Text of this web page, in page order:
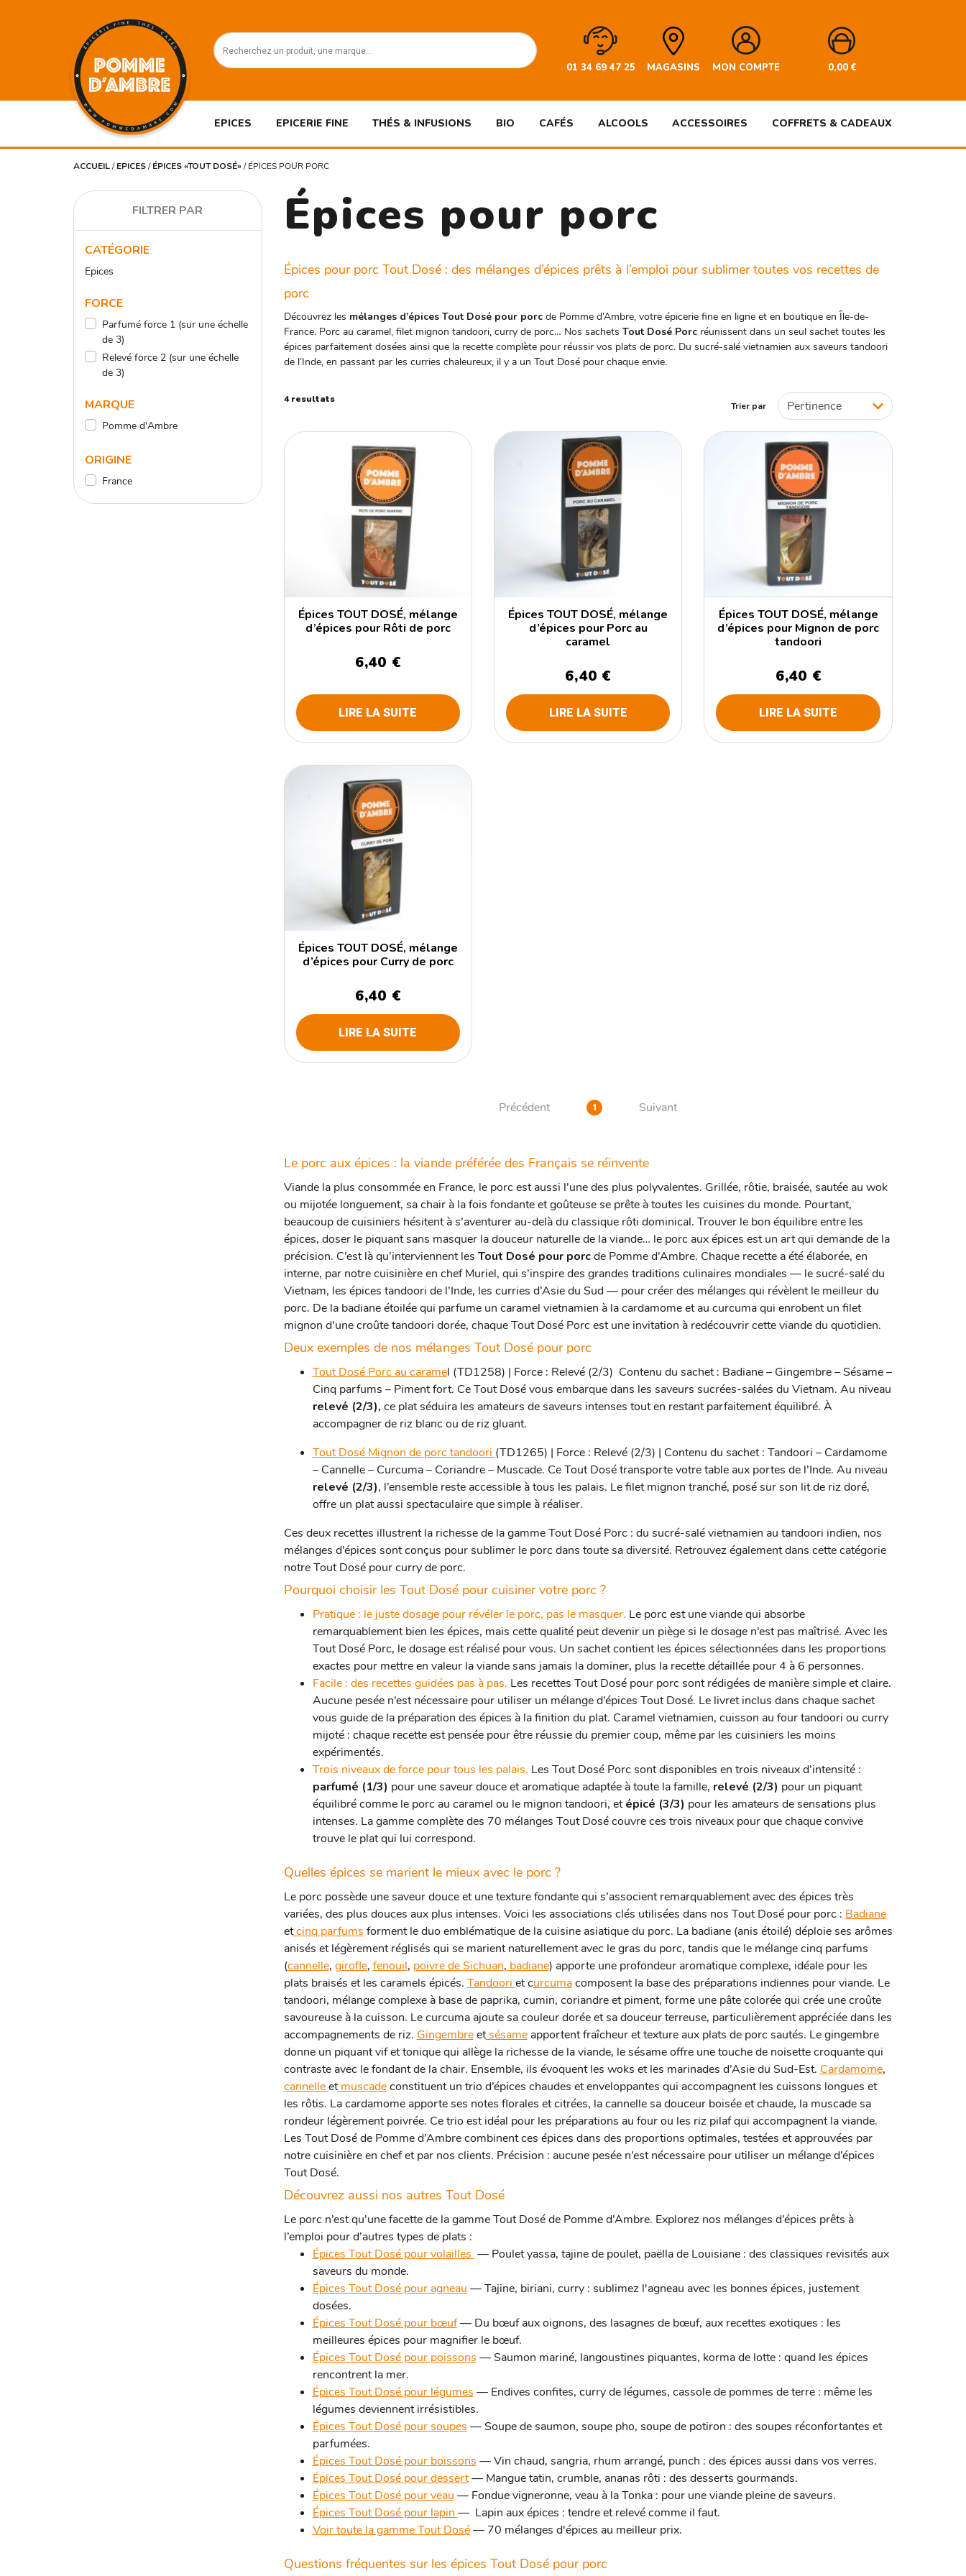
01 34 69 47 25 MAGASINS MON COMPTE 0,00€
EPICES EPICERIE FINE THÉS & INFUSIONS BIO CAFÉS ALCOOLS ACCESSOIRES COFFRETS & CADEAUX
ACCUEIL/EPICES/ÉPICES «TOUT DOSÉ»/ÉPICES POUR PORC
FILTRER PAR
CATÉGORIE
Epices
FORCE
Parfumé force 1 (sur une échelle
de 3)
Relevé force 2 (sur une échelle
de 3)
MARQUE
Pomme d'Ambre
ORIGINE
France
Épices pour porc
Épices pour porc Tout Dosé : des mélanges d’épices prêts à l’emploi pour sublimer toutes vos recettes de
porc
Découvrez les mélanges d’épices Tout Dosé pour porcde Pomme d’Ambre, votre épicerie fine en ligne et en boutique en Île-de-
France. Porc au caramel, filet mignon tandoori, curry de porc… Nos sachets Tout Dosé Porcréunissent dans un seul sachet toutes les
épices parfaitement dosées ainsi que la recette complète pour réussir vos plats de porc. Du sucré-salé vietnamien aux saveurs tandoori
de l’Inde, en passant par les curries chaleureux, il y a un Tout Dosé pour chaque envie.
4 resultats
Trier par
Épices TOUT DOSÉ, mélange
d’épices pour Rôti de porc
6,40 €
LIRE LA SUITE
Épices TOUT DOSÉ, mélange
d’épices pour Porc au
caramel
6,40 €
LIRE LA SUITE
Épices TOUT DOSÉ, mélange
d’épices pour Mignon de porc
tandoori
6,40 €
LIRE LA SUITE
Épices TOUT DOSÉ, mélange
d’épices pour Curry de porc
6,40 €
LIRE LA SUITE
Précédent 1 Suivant
Le porc aux épices : la viande préférée des Français se réinvente
Viande la plus consommée en France, le porc est aussi l’une des plus polyvalentes. Grillée, rôtie, braisée, sautée au wok
ou mijotée longuement, sa chair à la fois fondante et goûteuse se prête à toutes les cuisines du monde. Pourtant,
beaucoup de cuisiniers hésitent à s’aventurer au-delà du classique rôti dominical. Trouver le bon équilibre entre les
épices, doser le piquant sans masquer la douceur naturelle de la viande… le porc aux épices est un art qui demande de la
précision. C’est là qu’interviennent les Tout Dosé pour porcde Pomme d’Ambre. Chaque recette a été élaborée, en
interne, par notre cuisinière en chef Muriel, qui s’inspire des grandes traditions culinaires mondiales — le sucré-salé du
Vietnam, les épices tandoori de l’Inde, les curries d’Asie du Sud — pour créer des mélanges qui révèlent le meilleur du
porc. De la badiane étoilée qui parfume un caramel vietnamien à la cardamome et au curcuma qui enrobent un filet
mignon d’une croûte tandoori dorée, chaque Tout Dosé Porc est une invitation à redécouvrir cette viande du quotidien.
Deux exemples de nos mélanges Tout Dosé pour porc
Tout Dosé Porc au caramel (TD1258) | Force : Relevé (2/3) Contenu du sachet : Badiane – Gingembre – Sésame –
Cinq parfums – Piment fort. Ce Tout Dosé vous embarque dans les saveurs sucrées-salées du Vietnam. Au niveau
relevé (2/3), ce plat séduira les amateurs de saveurs intenses tout en restant parfaitement équilibré. À
accompagner de riz blanc ou de riz gluant.
Tout Dosé Mignon de porc tandoori (TD1265) | Force : Relevé (2/3) | Contenu du sachet : Tandoori – Cardamome
– Cannelle – Curcuma – Coriandre – Muscade. Ce Tout Dosé transporte votre table aux portes de l’Inde. Au niveau
relevé (2/3), l’ensemble reste accessible à tous les palais. Le filet mignon tranché, posé sur son lit de riz doré,
offre un plat aussi spectaculaire que simple à réaliser.
Ces deux recettes illustrent la richesse de la gamme Tout Dosé Porc : du sucré-salé vietnamien au tandoori indien, nos
mélanges d’épices sont conçus pour sublimer le porc dans toute sa diversité. Retrouvez également dans cette catégorie
notre Tout Dosé pour curry de porc.
Pourquoi choisir les Tout Dosé pour cuisiner votre porc ?
Pratique : le juste dosage pour révéler le porc, pas le masquer. Le porc est une viande qui absorbe
remarquablement bien les épices, mais cette qualité peut devenir un piège si le dosage n’est pas maîtrisé. Avec les
Tout Dosé Porc, le dosage est réalisé pour vous. Un sachet contient les épices sélectionnées dans les proportions
exactes pour mettre en valeur la viande sans jamais la dominer, plus la recette détaillée pour 4 à 6 personnes.
Facile : des recettes guidées pas à pas. Les recettes Tout Dosé pour porc sont rédigées de manière simple et claire.
Aucune pesée n’est nécessaire pour utiliser un mélange d’épices Tout Dosé. Le livret inclus dans chaque sachet
vous guide de la préparation des épices à la finition du plat. Caramel vietnamien, cuisson au four tandoori ou curry
mijoté : chaque recette est pensée pour être réussie du premier coup, même par les cuisiniers les moins
expérimentés.
Trois niveaux de force pour tous les palais. Les Tout Dosé Porc sont disponibles en trois niveaux d’intensité :
parfumé (1/3) pour une saveur douce et aromatique adaptée à toute la famille, relevé (2/3) pour un piquant
équilibré comme le porc au caramel ou le mignon tandoori, etépicé (3/3) pour les amateurs de sensations plus
intenses. La gamme complète des 70 mélanges Tout Dosé couvre ces trois niveaux pour que chaque convive
trouve le plat qui lui correspond.
Quelles épices se marient le mieux avec le porc ?
Le porc possède une saveur douce et une texture fondante qui s’associent remarquablement avec des épices très
variées, des plus douces aux plus intenses. Voici les associations clés utilisées dans nos Tout Dosé pour porc : Badiane
etcinq parfums forment le duo emblématique de la cuisine asiatique du porc. La badiane (anis étoilé) déploie ses arômes
anisés et légèrement réglisés qui se marient naturellement avec le gras du porc, tandis que le mélange cinq parfums
(cannelle, girofle, fenouil, poivre de Sichuan, badiane) apporte une profondeur aromatique complexe, idéale pour les
plats braisés et les caramels épicés. Tandoori et curcumacomposent la base des préparations indiennes pour viande. Le
tandoori, mélange complexe à base de paprika, cumin, coriandre et piment, forme une pâte colorée qui crée une croûte
savoureuse à la cuisson. Le curcuma ajoute sa couleur dorée et sa douceur terreuse, particulièrement appréciée dans les
accompagnements de riz. Gingembreetsésameapportent fraîcheur et texture aux plats de porc sautés. Le gingembre
donne un piquant vif et tonique qui allège la richesse de la viande, le sésame offre une touche de noisette croquante qui
contraste avec le fondant de la chair. Ensemble, ils évoquent les woks et les marinades d’Asie du Sud-Est. Cardamome,
cannelleetmuscadeconstituent un trio d’épices chaudes et enveloppantes qui accompagnent les cuissons longues et
les rôtis. La cardamome apporte ses notes florales et citrées, la cannelle sa douceur boisée et chaude, la muscade sa
rondeur légèrement poivrée. Ce trio est idéal pour les préparations au four ou les riz pilaf qui accompagnent la viande.
Les Tout Dosé de Pomme d’Ambre combinent ces épices dans des proportions optimales, testées et approuvées par
notre cuisinière en chef et par nos clients. Précision : aucune pesée n’est nécessaire pour utiliser un mélange d’épices
Tout Dosé.
Découvrez aussi nos autres Tout Dosé
Le porc n’est qu’une facette de la gamme Tout Dosé de Pomme d’Ambre. Explorez nos mélanges d’épices prêts à
l’emploi pour d’autres types de plats :
Épices Tout Dosé pour volailles — Poulet yassa, tajine de poulet, paëlla de Louisiane : des classiques revisités aux
saveurs du monde.
Épices Tout Dosé pour agneau — Tajine, biriani, curry : sublimez l'agneau avec les bonnes épices, justement
dosées.
Épices Tout Dosé pour bœuf— Du bœuf aux oignons, des lasagnes de bœuf, aux recettes exotiques : les
meilleures épices pour magnifier le bœuf.
Épices Tout Dosé pour poissons — Saumon mariné, langoustines piquantes, korma de lotte : quand les épices
rencontrent la mer.
Épices Tout Dosé pour légumes — Endives confites, curry de légumes, cassole de pommes de terre : même les
légumes deviennent irrésistibles.
Épices Tout Dosé pour soupes — Soupe de saumon, soupe pho, soupe de potiron : des soupes réconfortantes et
parfumées.
Épices Tout Dosé pour boissons — Vin chaud, sangria, rhum arrangé, punch : des épices aussi dans vos verres.
Épices Tout Dosé pour dessert— Mangue tatin, crumble, ananas rôti : des desserts gourmands.
Épices Tout Dosé pour veau — Fondue vigneronne, veau à la Tonka : pour une viande pleine de saveurs.
Épices Tout Dosé pour lapin — Lapin aux épices : tendre et relevé comme il faut.
Voir toute la gamme Tout Dosé— 70 mélanges d'épices au meilleur prix.
Questions fréquentes sur les épices Tout Dosé pour porc